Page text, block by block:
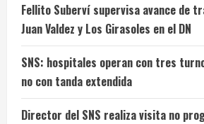
Fellito Suberví supervisa avance de
Juan Valdez y Los Girasoles en el DN
SNS: hospitales operan con tres
no con tanda extendida
Director del SNS realiza visita no